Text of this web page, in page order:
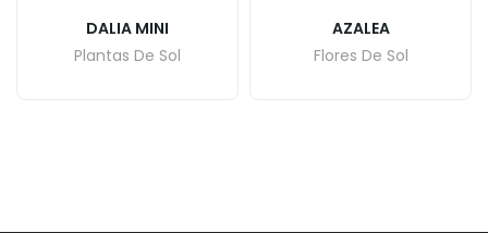
DALIA MINI
Plantas De Sol
AZALEA
Flores De Sol